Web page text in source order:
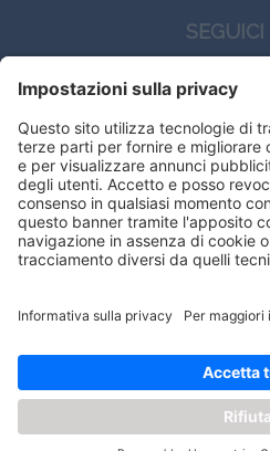
you get the best
Got it!
Viale E. Forlanini, 21
E-mail:
ORARI
Lunedì — Giovedì: - 08:30 -
Venerdì: - 08:30 -